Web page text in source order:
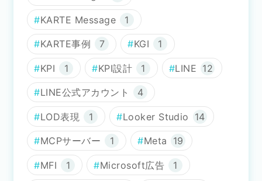
KARTE Message 1
KARTE事例 7 KGI 1
KPI 1 KPI設計 1 LINE 12
LINE公式アカウント 4
LOD表現 1 Looker Studio 14
MCPサーバー 1 Meta 19
MFI 1 Microsoft広告 1